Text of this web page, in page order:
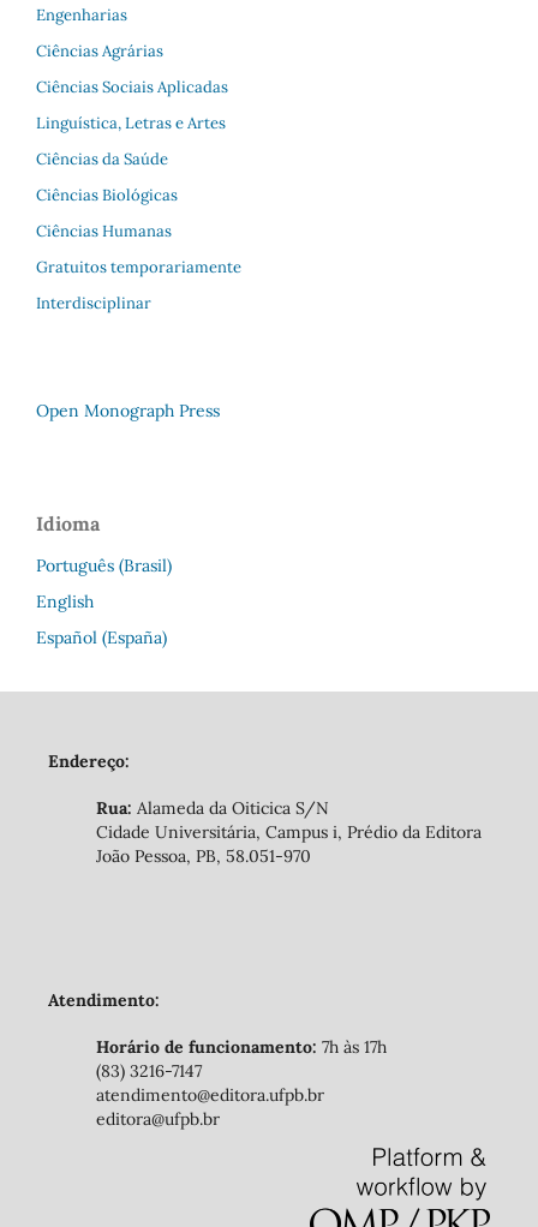
Engenharias
Ciências Agrárias
Ciências Sociais Aplicadas
Linguística, Letras e Artes
Ciências da Saúde
Ciências Biológicas
Ciências Humanas
Gratuitos temporariamente
Interdisciplinar
Open Monograph Press
Idioma
Português (Brasil)
English
Español (España)
Endereço:
Rua: Alameda da Oiticica S/N
Cidade Universitária, Campus i, Prédio da Editora
João Pessoa, PB, 58.051-970
Atendimento:
Horário de funcionamento: 7h às 17h
(83) 3216-7147
atendimento@editora.ufpb.br
editora@ufpb.br